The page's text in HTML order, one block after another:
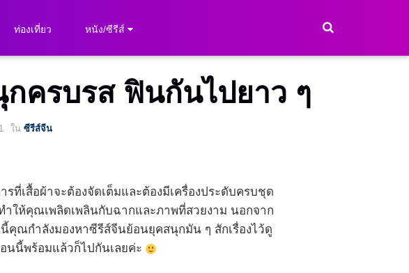
ท่องเที่ยว หนัง/ซีรีส์
ครบรส ฟินกันไปยาว ๆ
ใน ซีรีส์จีน
ที่เสื้อผ้าจะต้องจัดเต็มและต้องมีเครื่องประดับครบชุด
ำให้คุณเพลิดเพลินกับฉากและภาพที่สวยงาม นอกจาก
คุณกำลังมองหาซีรีส์จีนย้อนยุคสนุกมัน ๆ สักเรื่องไว้ดู
นนี้พร้อมแล้วก็ไปกันเลยค่ะ